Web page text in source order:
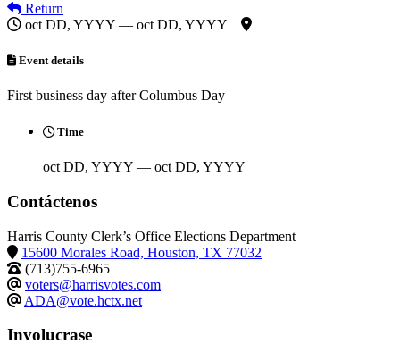
Return
oct DD, YYYY — oct DD, YYYY
Event details
First business day after Columbus Day
Time
oct DD, YYYY — oct DD, YYYY
Contáctenos
Harris County Clerk’s Office Elections Department
15600 Morales Road, Houston, TX 77032
(713)755-6965
voters@harrisvotes.com
ADA@vote.hctx.net
Involucrase